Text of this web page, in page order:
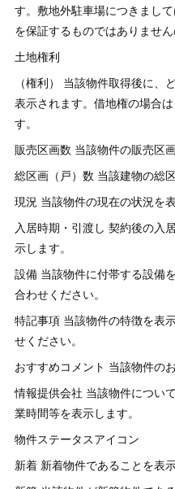
す。敷地外駐車場につきまし
を保証するものではありません
土地権利
（権利） 当該物件取得後に
表示されます。借地権の場合
す。
販売区画数 当該物件の販売区
総区画（戸）数 当該建物の総
現況 当該物件の現在の状況を
入居時期・引渡し 契約後の入
示します。
設備 当該物件に付帯する設備
合わせください。
特記事項 当該物件の特徴を表
せください。
おすすめコメント 当該物件の
情報提供会社 当該物件につい
業時間等を表示します。
物件ステータスアイコン
新着 新着物件であることを表